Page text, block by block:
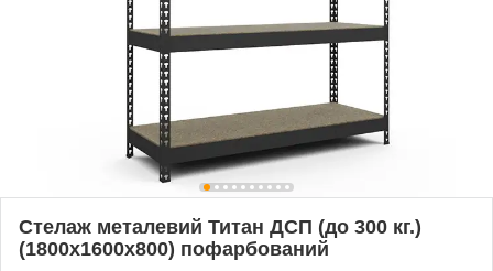
Стелаж металевий Титан ДСП (до 300 кг.)
(1800х1600х800) пофарбований